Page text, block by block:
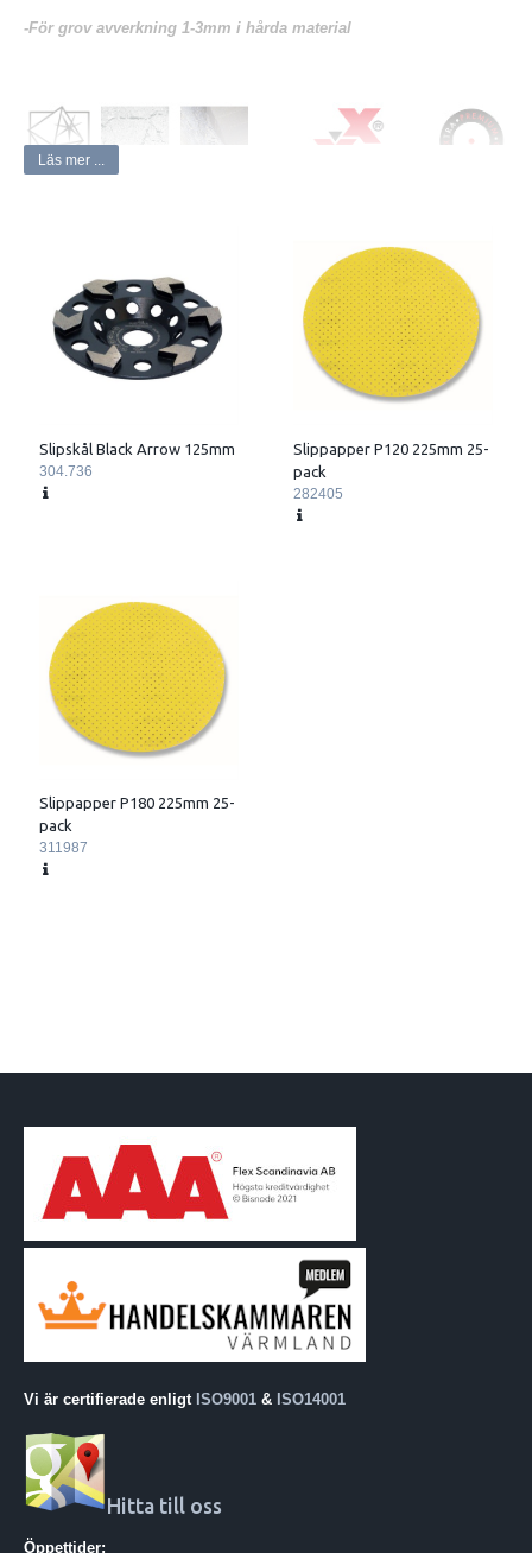
-För grov avverkning 1-3mm i hårda material
För grov avverkning 1-3mm i hårda material (ej sten)
T ex betong, hård puts, betonggrader, hård spackel, håldäck.
Skålen lämpar sig även för slipning av torra restbeläggningar av färg,
lim, epoxi,
polyuretan samt andra kletande beläggningar på betong.
segmentsutformning
som lämpar sig ypperligt för omfattande slipning av betongytor samt
fallbyggnad. Stålkärnans speciella
utformning ger en förbättrad kylning samt en effektiv dammavskiljning.
hos leverantör medlem i oSa.
Segmenten är genomgående hårdlödda till stålkärnan, har en
diamantkvalitet och blandning fullt anpassad
till det ämnade arbetsstycket. Detta gör att våra slipskålar har hög
prestanda och lång livslängd.
Läs mer ...
Slipskål Black Arrow 125mm
304.736
Slippapper P120 225mm 25-
pack
282405
Slippapper P180 225mm 25-
pack
311987
Vi är certifierade enligt ISO9001 & ISO14001
Hitta till oss
Öppettider: